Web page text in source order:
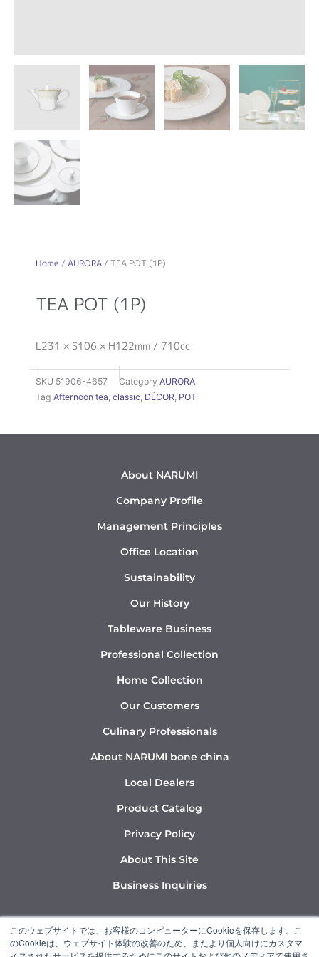
このウェブサイトでは、お客様のコンピューターにCookieを保存します。こ
のCookieは、ウェブサイト体験の改善のため、またより個人向けにカスタマ
Home /AURORA / TEA POT (1P)
TEA POT (1P)
L231 × S106 × H122mm / 710cc
SKU 51906-4657 Category AURORA
Tag Afternoon tea, classic, DÉCOR, POT
About NARUMI
Company Profile
Management Principles
Office Location
Sustainability
Our History
Tableware Business
Professional Collection
Home Collection
Our Customers
Culinary Professionals
About NARUMI bone china
Local Dealers
Product Catalog
Privacy Policy
About This Site
Business Inquiries
Y
o
I
n
L
i